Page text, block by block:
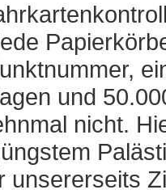
und
nicht.
unsererseits